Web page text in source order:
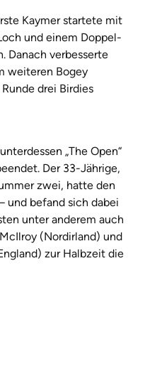
Kaymer startete mit
und einem Doppel-
Danach verbesserte
weiteren Bogey
drei Birdies
„The Open“
Der 33-Jährige,
zwei, hatte den
und befand sich dabei
unter anderem auch
(Nordirland) und
zur Halbzeit die